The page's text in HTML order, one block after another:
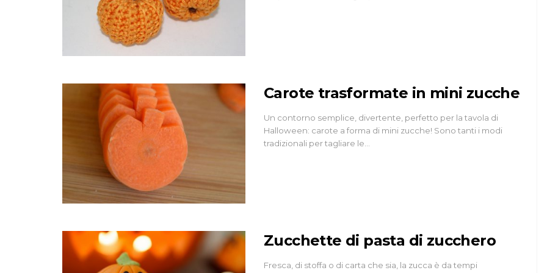
Carote trasformate in mini zucche
Un contorno semplice, divertente, perfetto per la tavola di
Halloween: carote a forma di mini zucche! Sono tanti i modi
tradizionali per tagliare le…
Zucchette di pasta di zucchero
Fresca, di stoffa o di carta che sia, la zucca è da tempi
15 Apr 2013